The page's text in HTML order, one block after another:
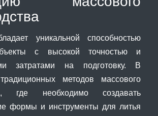
уникальной способностью
с высокой точностью и
затратами на подготовку. В
методов массового
где необходимо создавать
формы и инструменты для литья